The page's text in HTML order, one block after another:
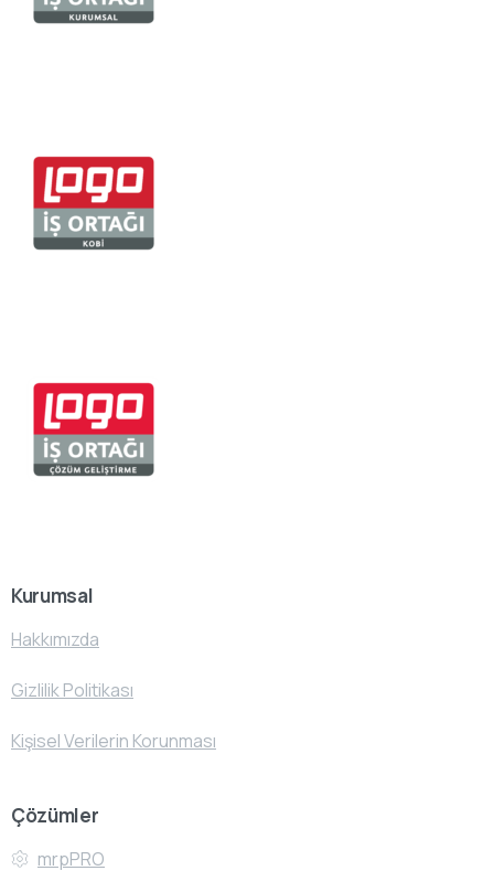
Kurumsal
Hakkımızda
Gizlilik Politikası
Kişisel Verilerin Korunması
Çözümler
mrpPRO